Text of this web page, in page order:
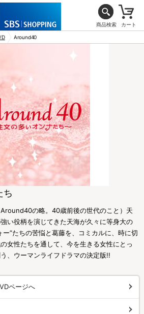
商品検索 カート
Around40
ち
の略。40歳前後の世代のこと）天
い役柄を演じてきた天海が久々に等身大の
”たちの苦悩と葛藤を、コミカルに、時に切
女性たちを通して、今を生きる女性にとっ
、ウーマンライフドラマの決定版!!
ページへ